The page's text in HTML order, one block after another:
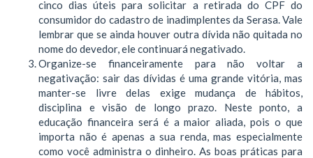
cinco dias úteis para solicitar a retirada do CPF do
consumidor do cadastro de inadimplentes da Serasa. Vale
lembrar que se ainda houver outra dívida não quitada no
nome do devedor, ele continuará negativado.
Organize-se financeiramente para não voltar a
negativação: sair das dívidas é uma grande vitória, mas
manter-se livre delas exige mudança de hábitos,
disciplina e visão de longo prazo. Neste ponto, a
educação financeira será é a maior aliada, pois o que
importa não é apenas a sua renda, mas especialmente
como você administra o dinheiro. As boas práticas para